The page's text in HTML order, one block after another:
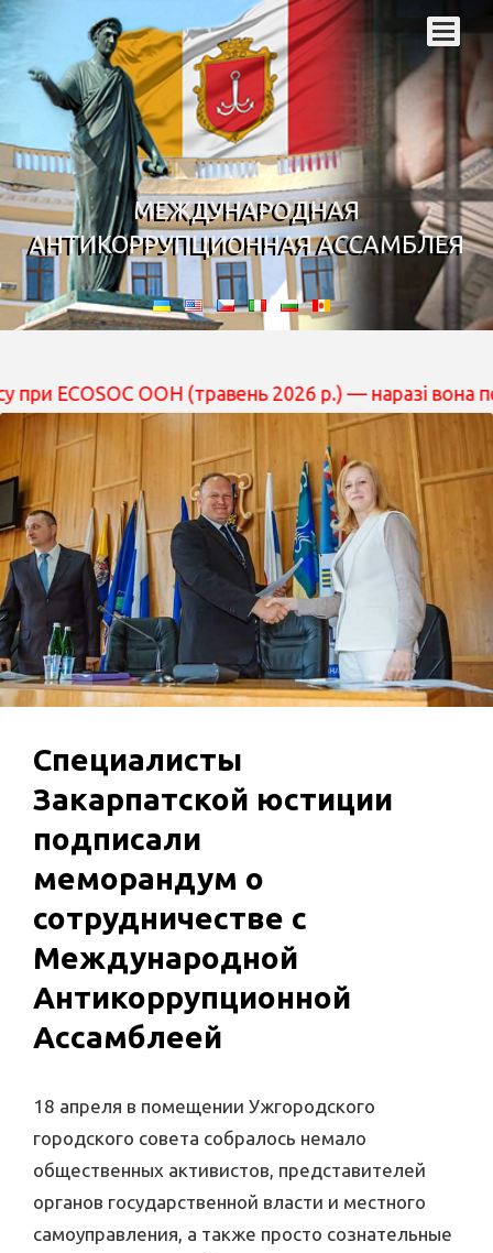
МЕЖДУНАРОДНАЯ
АНТИКОРРУПЦИОННАЯ АССАМБЛЕЯ
ООН (травень 2026 р.) — наразі вона
Специалисты
Закарпатской юстиции
подписали
меморандум о
сотрудничестве с
Международной
Антикоррупционной
Ассамблеей
18 апреля в помещении Ужгородского
городского совета собралось немало
общественных активистов, представителей
органов государственной власти и местного
самоуправления, а также просто сознательные